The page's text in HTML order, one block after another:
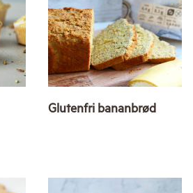
Glutenfri bananbrød